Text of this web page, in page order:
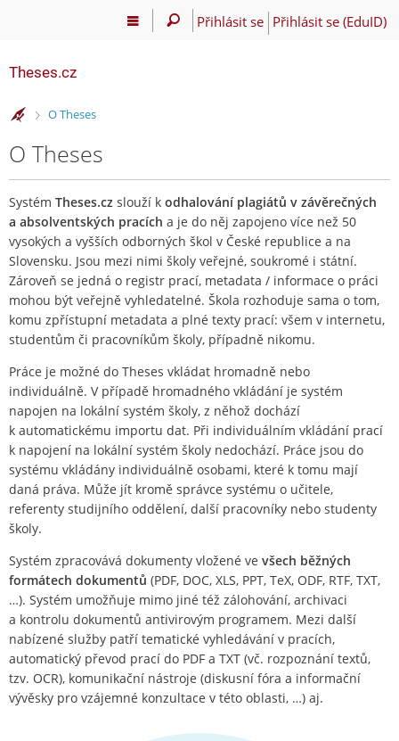
Přihlásit se Přihlásit se (EduID)
Theses.cz
>
O Theses
O Theses
Systém Theses.cz slouží k odhalování plagiátů v závěrečných
a absolventských pracích a je do něj zapojeno více než 50
vysokých a vyšších odborných škol v České republice a na
Slovensku. Jsou mezi nimi školy veřejné, soukromé i státní.
Zároveň se jedná o registr prací, metadata / informace o práci
mohou být veřejně vyhledatelné. Škola rozhoduje sama o tom,
komu zpřístupní metadata a plné texty prací: všem v internetu,
studentům či pracovníkům školy, případně nikomu.
Práce je možné do Theses vkládat hromadně nebo
individuálně. V případě hromadného vkládání je systém
napojen na lokální systém školy, z něhož dochází
k automatickému importu dat. Při individuálním vkládání prací
k napojení na lokální systém školy nedochází. Práce jsou do
systému vkládány individuálně osobami, které k tomu mají
daná práva. Může jít kromě správce systému o učitele,
referenty studijního oddělení, další pracovníky nebo studenty
školy.
Systém zpracovává dokumenty vložené ve všech běžných
formátech dokumentů (PDF, DOC, XLS, PPT, TeX, ODF, RTF, TXT,
…). Systém umožňuje mimo jiné též zálohování, archivaci
a kontrolu dokumentů antivirovým programem. Mezi další
nabízené služby patří tematické vyhledávání v pracích,
automatický převod prací do PDF a TXT (vč. rozpoznání textů,
tzv. OCR), komunikační nástroje (diskusní fóra a informační
vývěsky pro vzájemné konzultace v této oblasti, …) aj.